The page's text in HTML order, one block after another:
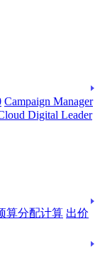
Campaign Manager
Digital Leader
算分配计算 出价